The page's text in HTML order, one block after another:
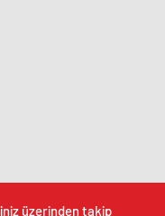
üzerinden takip